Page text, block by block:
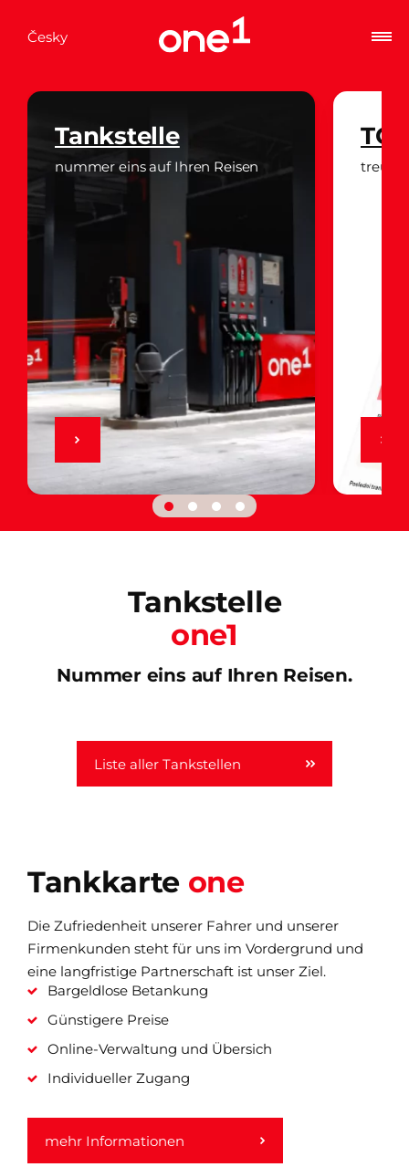
Česky
Tankstelle
nummer eins auf Ihren Reisen
Tankstelle
one1
Nummer eins auf Ihren Reisen.
Liste aller Tankstellen
Tankkarte one
Die Zufriedenheit unserer Fahrer und unserer
Firmenkunden steht für uns im Vordergrund und
eine langfristige Partnerschaft ist unser Ziel.
Bargeldlose Betankung
Günstigere Preise
Online-Verwaltung und Übersich
Individueller Zugang
mehr Informationen